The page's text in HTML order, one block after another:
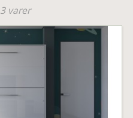
3 varer